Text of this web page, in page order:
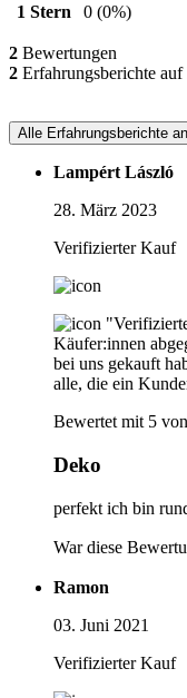
1 Stern
0 (0%)
2 Bewertungen
2 Erfahrungsberichte auf
Alle Erfahrungsberichte
Lampért László
28. März 2023
Verifizierter Kauf
Käufer:innen
bei uns gekauft
alle, die ein
Bewertet mit 5
Deko
perfekt ich bin
War diese
Ramon
03. Juni 2021
Verifizierter Kauf